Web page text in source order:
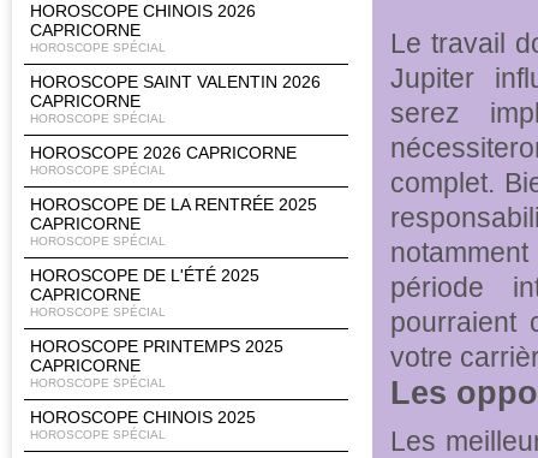
HOROSCOPE CHINOIS 2026
CAPRICORNE
HOROSCOPE SPÉCIAL
HOROSCOPE SAINT VALENTIN 2026
CAPRICORNE
HOROSCOPE SPÉCIAL
HOROSCOPE 2026 CAPRICORNE
HOROSCOPE SPÉCIAL
HOROSCOPE DE LA RENTRÉE 2025
CAPRICORNE
HOROSCOPE SPÉCIAL
HOROSCOPE DE L'ÉTÉ 2025
CAPRICORNE
HOROSCOPE SPÉCIAL
HOROSCOPE PRINTEMPS 2025
CAPRICORNE
HOROSCOPE SPÉCIAL
HOROSCOPE CHINOIS 2025
HOROSCOPE SPÉCIAL
Le travail
Jupiter
serez
complet.
période
pourraient
votre
Les
Les